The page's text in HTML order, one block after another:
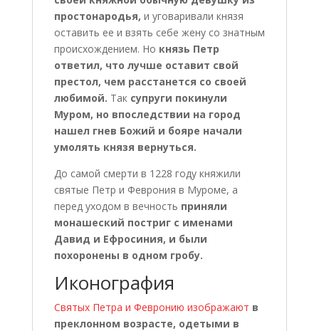
простонародья, и уговаривали князя
оставить ее и взять себе жену со знатным
происхождением. Но князь Петр
ответил, что лучше оставит свой
престол, чем расстанется со своей
любимой. Так супруги покинули
Муром, но впоследствии на город
нашел гнев Божий и бояре начали
умолять князя вернуться.
До самой смерти в 1228 году княжили
святые Петр и Феврония в Муроме, а
перед уходом в вечность приняли
монашеский постриг с именами
Давид и Ефросиния, и были
похоронены в одном гробу.
Иконография
Святых Петра и Февронию изображают в
преклонном возрасте, одетыми в